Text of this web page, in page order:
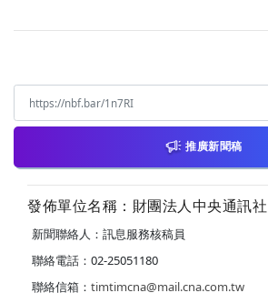
推廣新聞稿
發佈單位名稱：財團法人中央通訊社
新聞聯絡人：訊息服務核稿員
聯絡電話：02-25051180
聯絡信箱： timtimcna@mail.cna.com.tw